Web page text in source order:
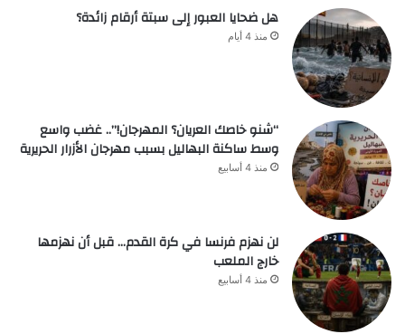
هل ضحايا العبور إلى سبتة أرقام زائدة؟
منذ 4 أيام
“شنو خاصك العريان؟ المهرجان!”.. غضب واسع
وسط ساكنة البهاليل بسبب مهرجان الأزرار الحريرية
منذ 4 أسابيع
لن نهزم فرنسا في كرة القدم… قبل أن نهزمها
خارج الملعب
منذ 4 أسابيع